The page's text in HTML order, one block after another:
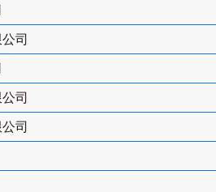
司
司
司